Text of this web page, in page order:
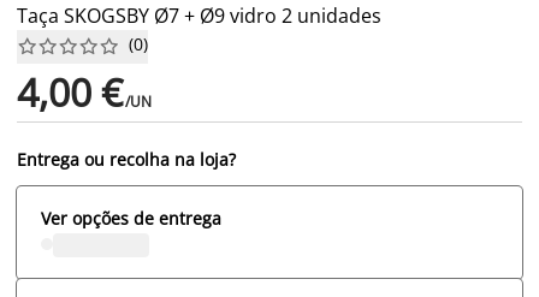
Taça SKOGSBY Ø7 + Ø9 vidro 2 unidades





 (0)
4,00 €/UN
Entrega ou recolha na loja?
Ver opções de entrega